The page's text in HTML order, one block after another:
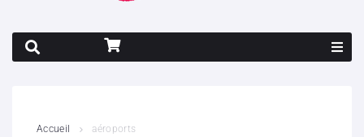
Accueil aéroports